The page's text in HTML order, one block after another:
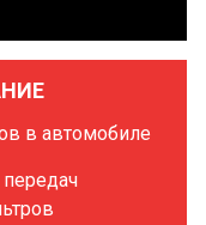
в автомобиле